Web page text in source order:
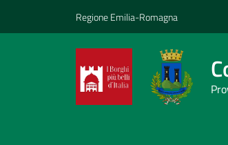
Regione Emilia-Romagna